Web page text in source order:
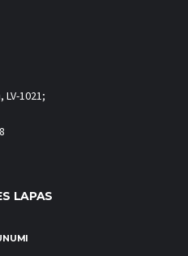
1021;
LAPAS